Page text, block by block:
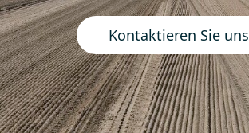
Kontaktieren Sie uns